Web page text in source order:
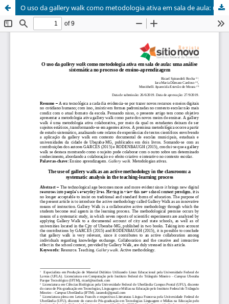
O uso da gallery walk como metodologia ativa em sala de aula: uma análise sistemática no processo de ensino-aprendizagem